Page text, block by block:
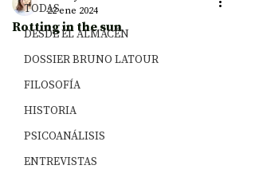
TODAS
DESDE EL ALMACÉN
DOSSIER BRUNO LATOUR
FILOSOFÍA
HISTORIA
PSICOANÁLISIS
ENTREVISTAS
Rotting in the sun
22 ene 2024